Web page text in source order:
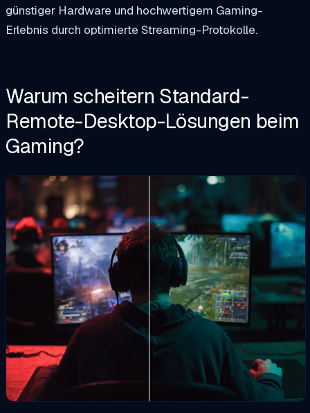
günstiger Hardware und hochwertigem Gaming-
Erlebnis durch optimierte Streaming-Protokolle.
Warum scheitern Standard-
Remote-Desktop-Lösungen beim
Gaming?